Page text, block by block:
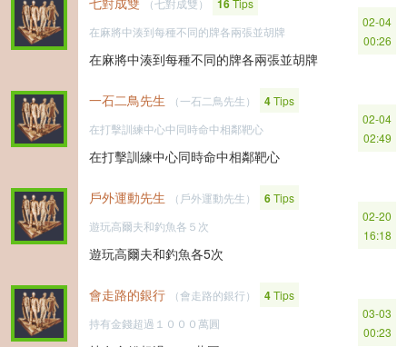
（七對成雙） 16Tips
在麻將中湊到每種不同的牌各兩張並胡牌
在麻將中湊到每種不同的牌各兩張並胡牌
02-04
00:26
一石二鳥先生 （一石二鳥先生） 4Tips
在打擊訓練中心中同時命中相鄰靶心
在打擊訓練中心同時命中相鄰靶心
02-04
02:49
戶外運動先生 （戶外運動先生） 6Tips
遊玩高爾夫和釣魚各５次
遊玩高爾夫和釣魚各5次
02-20
16:18
會走路的銀行 （會走路的銀行） 4Tips
持有金錢超過１０００萬圓
03-03
00:23